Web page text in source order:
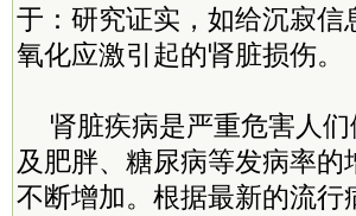
于：研究证实，如给沉寂
氧化应激引起的肾脏损伤。
肾脏疾病是严重危害人
及肥胖、糖尿病等发病率
不断增加。根据最新的流